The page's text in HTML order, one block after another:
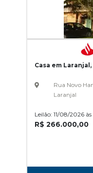
Casa em
Rua Novo
Laranjal
Leilão: 11/08/2026
R$ 266.000,00